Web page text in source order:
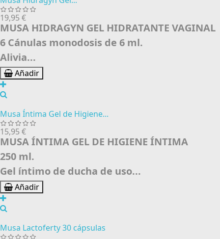
19,95 €
MUSA HIDRAGYN GEL HIDRATANTE VAGINAL
6 Cánulas monodosis de 6 ml.
Alivia...
Añadir
Musa Íntima Gel de Higiene...
15,95 €
MUSA ÍNTIMA GEL DE HIGIENE ÍNTIMA
250 ml.
Gel íntimo de ducha de uso...
Añadir
Musa Lactoferty 30 cápsulas